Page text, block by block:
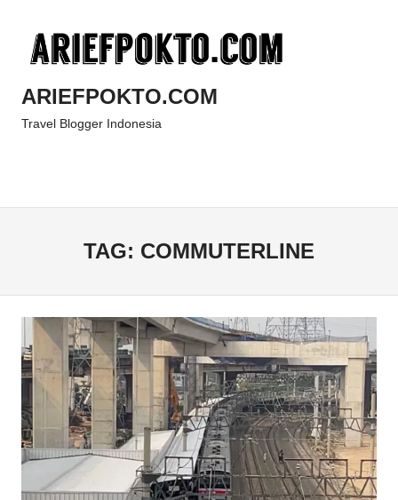
content
ARIEFPOKTO.COM
Travel Blogger Indonesia
TAG: COMMUTERLINE